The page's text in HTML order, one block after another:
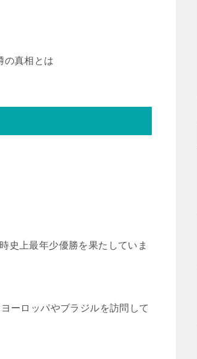
の真相とは
史上最年少優勝を果たしていま
ーロッパやブラジルを訪問して